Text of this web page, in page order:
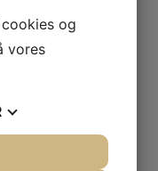
er markeret med
og
vores